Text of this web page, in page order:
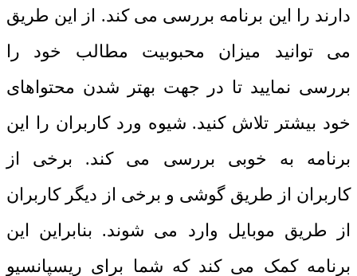
دارند را این برنامه بررسی می کند. از این طریق
می توانید میزان محبوبیت مطالب خود را
بررسی نمایید تا در جهت بهتر شدن محتواهای
خود بیشتر تلاش کنید. شیوه ورد کاربران را این
برنامه به خوبی بررسی می کند. برخی از
کاربران از طریق گوشی و برخی از دیگر کاربران
از طریق موبایل وارد می شوند. بنابراین این
برنامه کمک می کند که شما برای ریسپانسیو